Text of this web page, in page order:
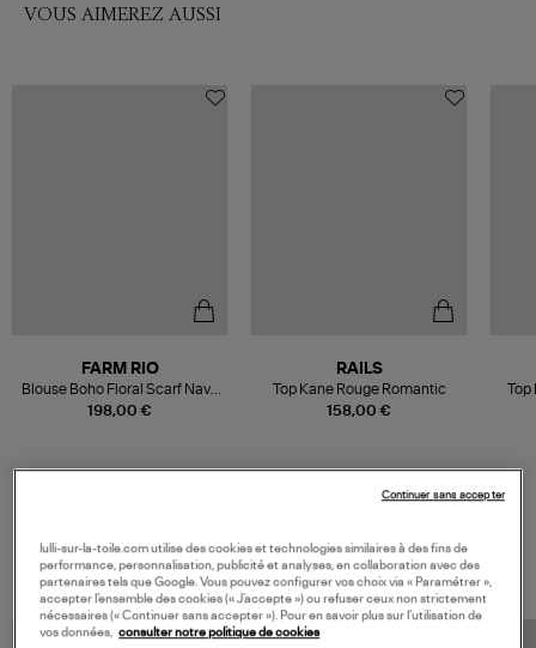
VOUS AIMEREZ AUSSI
198,00 €
FARM RIO
Blouse Boho Floral Scarf Navy
Blue
158,00 €
RAILS
Top Kane Rouge Romantic Top
VOS DERNIERS PRODUITS VUS
lulli-sur-la-toile.com utilise des cookies et technologies similaires à des fins de
performance, personnalisation, publicité et analyses, en collaboration avec des
partenaires tels que Google. Vous pouvez configurer vos choix via « Paramétrer »,
accepter l’ensemble des cookies (« J’accepte ») ou refuser ceux non strictement
nécessaires (« Continuer sans accepter »). Pour en savoir plus sur l’utilisation de
vos données, consulter notre politique de cookies
Continuer sans accepter